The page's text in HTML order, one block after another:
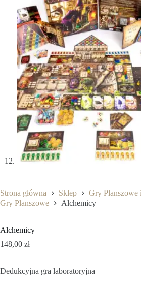
Strona główna Sklep
Gry Planszowe
Gry Planszowe
Alchemicy
Alchemicy
148,00 zł
Dedukcyjna gra laboratoryjna